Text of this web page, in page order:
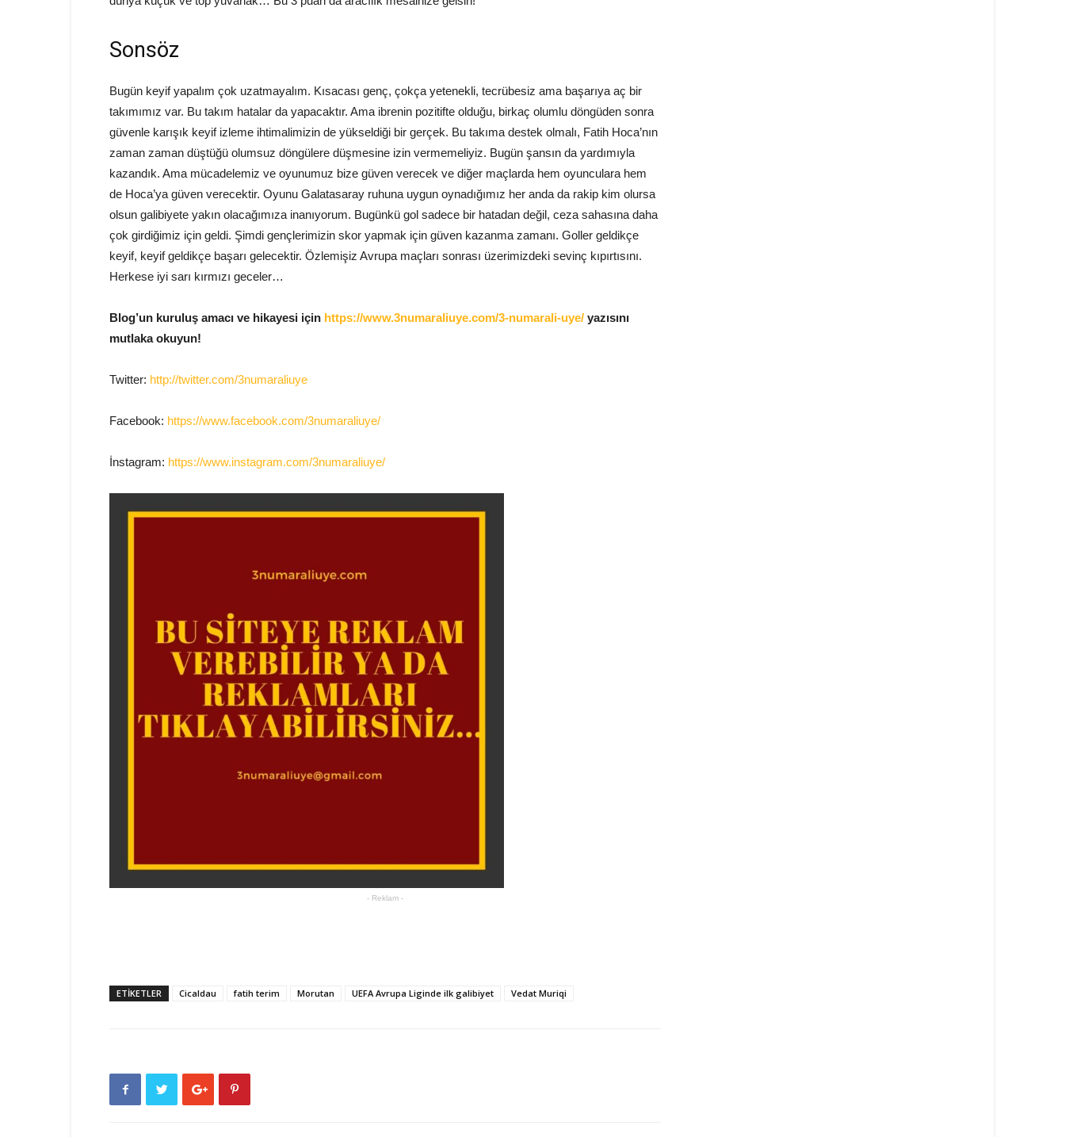
Sonsöz
Bugün keyif yapalım çok uzatmayalım. Kısacası genç, çokça yetenekli, tecrübesiz ama başarıya aç bir
takımımız var. Bu takım hatalar da yapacaktır. Ama ibrenin pozitifte olduğu, birkaç olumlu döngüden sonra
güvenle karışık keyif izleme ihtimalimizin de yükseldiği bir gerçek. Bu takıma destek olmalı, Fatih Hoca’nın
zaman zaman düştüğü olumsuz döngülere düşmesine izin vermemeliyiz. Bugün şansın da yardımıyla
kazandık. Ama mücadelemiz ve oyunumuz bize güven verecek ve diğer maçlarda hem oyunculara hem
de Hoca’ya güven verecektir. Oyunu Galatasaray ruhuna uygun oynadığımız her anda da rakip kim olursa
olsun galibiyete yakın olacağımıza inanıyorum. Bugünkü gol sadece bir hatadan değil, ceza sahasına daha
çok girdiğimiz için geldi. Şimdi gençlerimizin skor yapmak için güven kazanma zamanı. Goller geldikçe
keyif, keyif geldikçe başarı gelecektir. Özlemişiz Avrupa maçları sonrası üzerimizdeki sevinç kıpırtısını.
Herkese iyi sarı kırmızı geceler…
Blog’un kuruluş amacı ve hikayesi için https://www.3numaraliuye.com/3-numarali-uye/ yazısını
mutlaka okuyun!
Twitter: http://twitter.com/3numaraliuye
Facebook: https://www.facebook.com/3numaraliuye/
İnstagram: https://www.instagram.com/3numaraliuye/
- Reklam -
ETIKETLER Cicaldau fatih terim Morutan UEFA Avrupa Liginde ilk galibiyet Vedat Muriqi